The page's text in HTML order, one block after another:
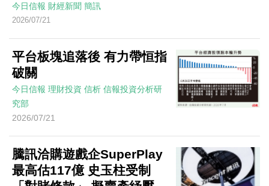
今日信報 財經新聞 簡訊
2026/07/21
平台板塊追落後 有力帶恒指
破關
今日信報 理財投資 信析 信報投資分析研
究部
2026/07/21
騰訊洽購遊戲企SuperPlay
最高估117億 史玉柱受制